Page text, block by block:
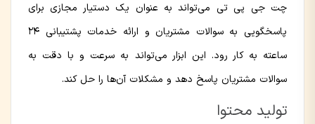
چت جی پی تی می‌تواند به عنوان یک دستیار مجازی برای
پاسخگویی به سوالات مشتریان و ارائه خدمات پشتیبانی ۲۴
ساعته به کار رود. این ابزار می‌تواند به سرعت و با دقت به
سوالات مشتریان پاسخ دهد و مشکلات آن‌ها را حل کند.
تولید محتوا